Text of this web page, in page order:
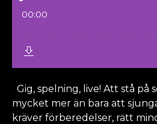
Gig, spelning, live! Att stå på
mycket mer än bara att
kräver förberedelser, rätt